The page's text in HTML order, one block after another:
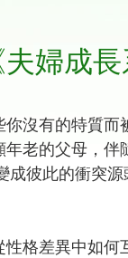
婦成長
沒有的特質
老的父母，
彼此的衝突
格差異中如